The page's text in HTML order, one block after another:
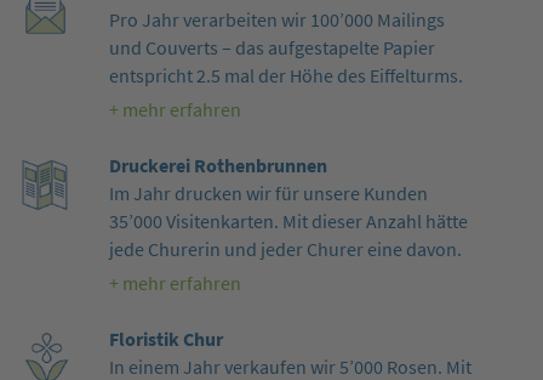
Pro Jahr verarbeiten wir 100’000 Mailings
und Couverts – das aufgestapelte Papier
entspricht 2.5 mal der Höhe des Eiffelturms.
+ mehr erfahren
Druckerei Rothenbrunnen
Im Jahr drucken wir für unsere Kunden
35’000 Visitenkarten. Mit dieser Anzahl hätte
jede Churerin und jeder Churer eine davon.
+ mehr erfahren
Floristik Chur
In einem Jahr verkaufen wir 5’000 Rosen. Mit